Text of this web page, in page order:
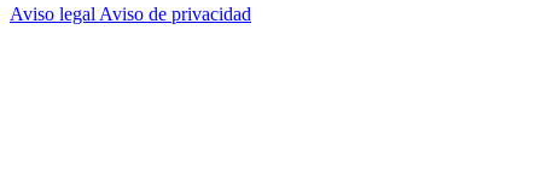
Aviso legal Aviso de privacidad